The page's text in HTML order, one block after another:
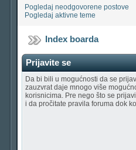
Pogledaj neodgovorene postove
Pogledaj aktivne teme
Index boarda
Prijavite se
Da bi bili u mogućnosti da se
zauzvrat daje mnogo više
korisnicima. Pre nego što se
i da pročitate pravila foruma dok